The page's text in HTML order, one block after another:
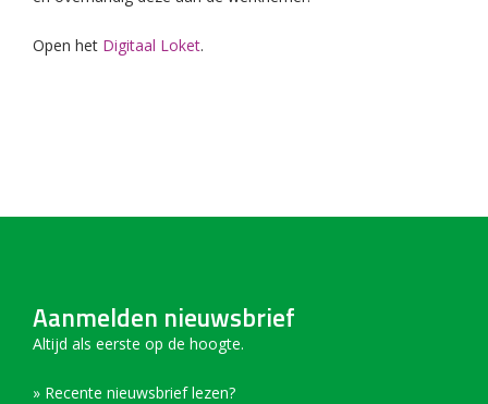
Open het Digitaal Loket.
Aanmelden nieuwsbrief
Altijd als eerste op de hoogte.
» Recente nieuwsbrief lezen?